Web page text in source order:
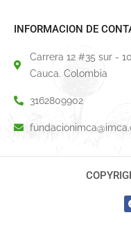
INFORMACION DE
Carrera 12 #35 sur -
Cauca. Colombia
3162809902